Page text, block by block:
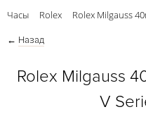
Часы Rolex Rolex Milgauss
← Назад
Rolex Milgauss
V